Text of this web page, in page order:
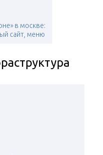
в москве:
сайт, меню